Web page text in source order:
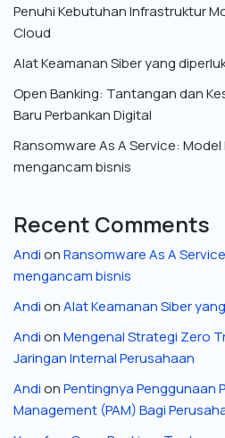
Penuhi Kebutuhan Infrastruktur
Cloud
Alat Keamanan Siber yang
Open Banking: Tantangan dan
Baru Perbankan Digital
Ransomware As A Service:
mengancam bisnis
Recent Comments
AndionRansomware As A
mengancam bisnis
AndionAlat Keamanan Siber
AndionMengenal Strategi Zero
Jaringan Internal Perusahaan
AndionPentingnya Penggunaan
Management (PAM) Bagi